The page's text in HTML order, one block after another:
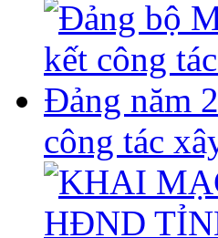
công tác